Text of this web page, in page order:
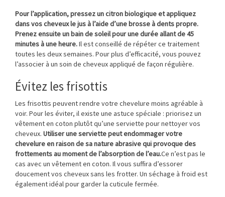
Pour l’application, pressez un citron biologique et appliquez
dans vos cheveux le jus à l’aide d’une brosse à dents propre.
Prenez ensuite un bain de soleil pour une durée allant de 45
minutes à une heure.Il est conseillé de répéter ce traitement
toutes les deux semaines. Pour plus d’efficacité, vous pouvez
l’associer à un soin de cheveux appliqué de façon régulière.
Évitez les frisottis
Les frisottis peuvent rendre votre chevelure moins agréable à
voir. Pour les éviter, il existe une astuce spéciale : priorisez un
vêtement en coton plutôt qu’une serviette pour nettoyer vos
cheveux. Utiliser une serviette peut endommager votre
chevelure en raison de sa nature abrasive qui provoque des
frottements au moment de l’absorption de l’eau.Ce n’est pas le
cas avec un vêtement en coton. Il vous suffira d’essorer
doucement vos cheveux sans les frotter. Un séchage à froid est
également idéal pour garder la cuticule fermée.